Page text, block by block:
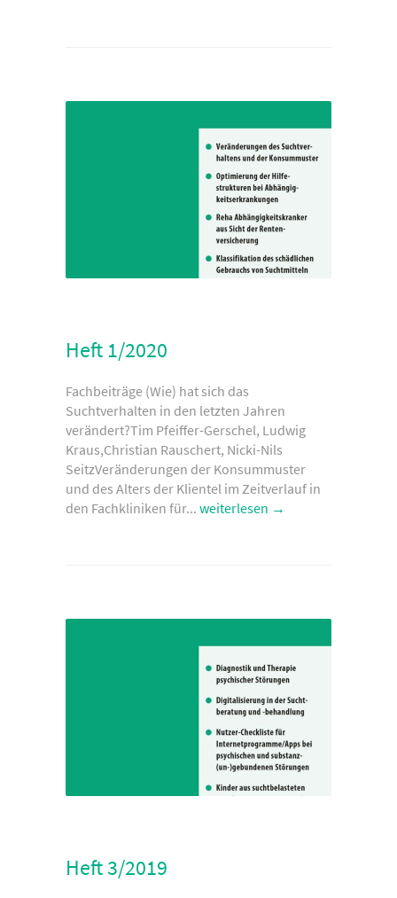
Heft 1/2020
Fachbeiträge (Wie) hat sich das
Suchtverhalten in den letzten Jahren
verändert?Tim Pfeiffer-Gerschel, Ludwig
Kraus,Christian Rauschert, Nicki-Nils
SeitzVeränderungen der Konsummuster
und des Alters der Klientel im Zeitverlauf in
den Fachkliniken für... weiterlesen →
Heft 3/2019